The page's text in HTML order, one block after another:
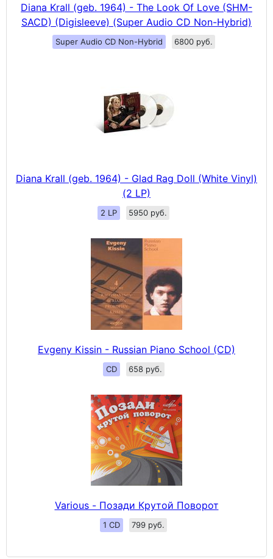
Diana Krall (geb. 1964) - The Look Of Love (SHM-
SACD) (Digisleeve) (Super Audio CD Non-Hybrid)
Super Audio CD Non-Hybrid 6800 руб.
Diana Krall (geb. 1964) - Glad Rag Doll (White Vinyl)
(2 LP)
2 LP 5950 руб.
Evgeny Kissin - Russian Piano School (CD)
CD 658 руб.
Various - Позади Крутой Поворот
1 CD 799 руб.